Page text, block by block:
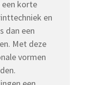
korte
en
dan een
Met deze
vormen